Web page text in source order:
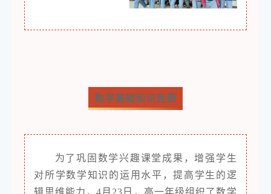
数学基础知识竞赛
为了巩固数学兴趣课堂成果，增强学生
对所学数学知识的运用水平，提高学生的逻
辑思维能力，4月23日，高一年级组织了数学